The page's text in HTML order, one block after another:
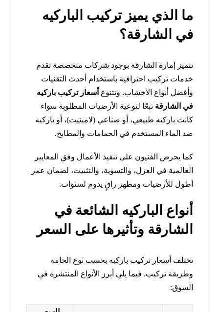
ما الذي يميز تركيب الباركيه
في الشارقة؟
تتميز إمارة الشارقة بوجود شركات متخصصة تقدم
خدمات تركيب احترافية باستخدام أحدث التقنيات
وأفضل أنواع الأخشاب. وتتنوع أسعار تركيب باركيه
في الشارقة تبعًا لنوعية الأرضيات المطلوبة سواء
كانت باركيه طبيعي، أو صناعي (لامينيت)، أو باركيه
ضد الماء المستخدم في الحمامات والمطابخ.
كما يحرص الفنيون على تنفيذ الأعمال وفق المعايير
العالمية في العزل، والتسوية، والتثبيت، لضمان عمر
أطول للأرضيات ومظهر راقٍ يدوم لسنوات.
أنواع الباركيه الشائعة في
الشارقة وتأثيرها على السعر
تختلف أسعار تركيب باركيه بحسب نوع الخامة
وطريقة تركيب. فيما يلي أبرز الأنواع المنتشرة في
السوق: